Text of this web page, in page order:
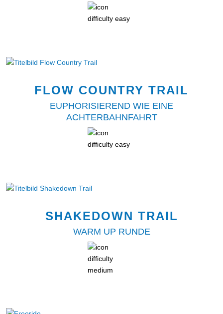
FLOW COUNTRY TRAIL
EUPHORISIEREND WIE EINE
ACHTERBAHNFAHRT
SHAKEDOWN TRAIL
WARM UP RUNDE